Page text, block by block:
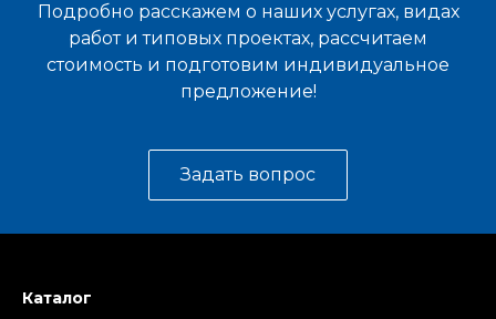
Подробно расскажем о наших услугах, видах
работ и типовых проектах, рассчитаем
стоимость и подготовим индивидуальное
предложение!
Задать вопрос
Каталог